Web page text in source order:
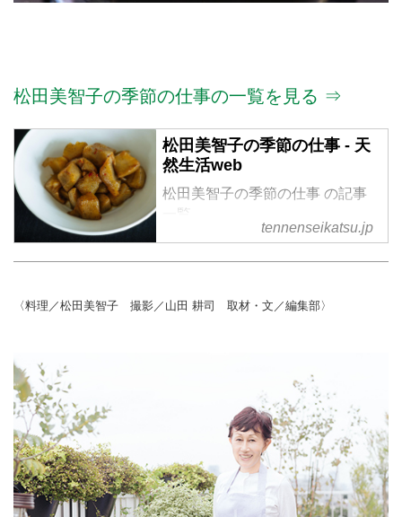
松田美智子の季節の仕事の一覧を見る ⇒
松田美智子の季節の仕事 - 天
然生活web
松田美智子の季節の仕事 の記事
一覧
tennenseikatsu.jp
〈料理／松田美智子 撮影／山田 耕司 取材・文／編集部〉